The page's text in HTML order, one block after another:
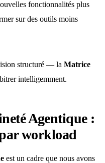
fonctionnalités plus
sur des outils moins
structuré — la Matrice
intelligemment.
Agentique :
workload
est un cadre que nous avons